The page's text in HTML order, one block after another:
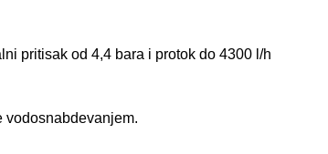
pritisak od 4,4 bara i protok do 4300 l/h
vodosnabdevanjem.